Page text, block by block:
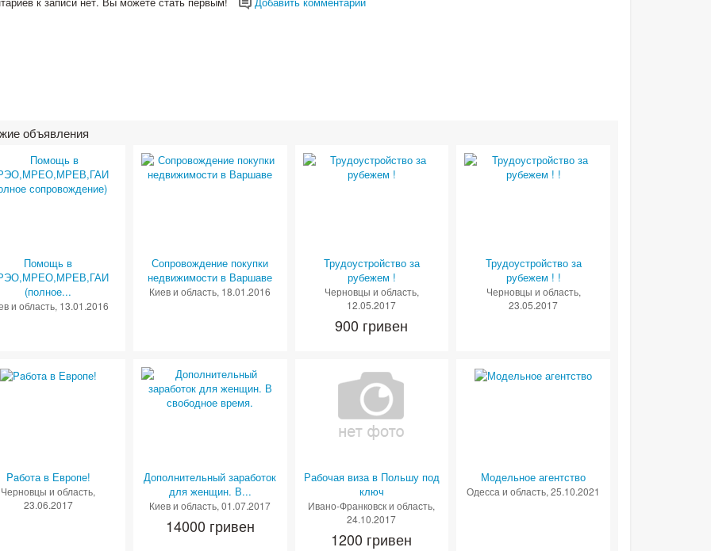
объявления
Помощь в
(полное...
и область, 13.01.2016
Сопровождение покупки
недвижимости в Варшаве
Киев и область, 18.01.2016
Трудоустpoйство за
рубежем !
Черновцы и область,
12.05.2017
900 гривен
Трудоустройство за
рубежем ! !
Черновцы и область,
23.05.2017
Paбота в Европе!
Черновцы и область,
23.06.2017
Дополнительный заработок
для женщин. В...
Киев и область, 01.07.2017
14000 гривен
Рабочая виза в Польшу под
ключ
Ивано-Франковск и область,
24.10.2017
1200 гривен
Модельное агентство
Одесса и область, 25.10.2021